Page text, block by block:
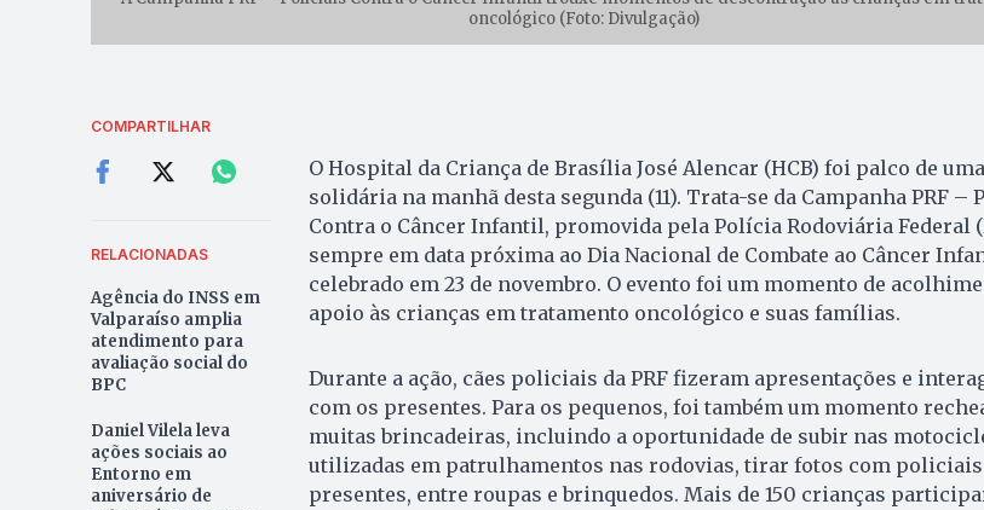
oncológico (Foto: Divulgação)
COMPARTILHAR
RELACIONADAS
Agência do INSS em
Valparaíso amplia
atendimento para
avaliação social do
BPC
Daniel Vilela leva
ações sociais ao
Entorno em
aniversário de
O Hospital da Criança de Brasília José Alencar (HCB) foi palco de
solidária na manhã desta segunda (11). Trata-se da Campanha PRF –
Contra o Câncer Infantil, promovida pela Polícia Rodoviária Federal
sempre em data próxima ao Dia Nacional de Combate ao Câncer
celebrado em 23 de novembro. O evento foi um momento de
apoio às crianças em tratamento oncológico e suas famílias.
Durante a ação, cães policiais da PRF fizeram apresentações e
com os presentes. Para os pequenos, foi também um momento
muitas brincadeiras, incluindo a oportunidade de subir nas
utilizadas em patrulhamentos nas rodovias, tirar fotos com policiais
presentes, entre roupas e brinquedos. Mais de 150 crianças